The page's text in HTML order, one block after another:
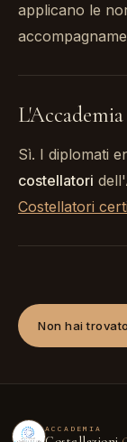
applicano le
Sì. I diplomati
costellatori
Costellatori
Non hai
ACCADEMIA